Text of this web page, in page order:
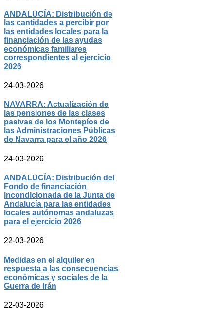
ANDALUCÍA: Distribución de
las cantidades a percibir por
las entidades locales para la
financiación de las ayudas
económicas familiares
correspondientes al ejercicio
2026
24-03-2026
NAVARRA: Actualización de
las pensiones de las clases
pasivas de los Montepíos de
las Administraciones Públicas
de Navarra para el año 2026
24-03-2026
ANDALUCÍA: Distribución del
Fondo de financiación
incondicionada de la Junta de
Andalucía para las entidades
locales autónomas andaluzas
para el ejercicio 2026
22-03-2026
Medidas en el alquiler en
respuesta a las consecuencias
económicas y sociales de la
Guerra de Irán
22-03-2026